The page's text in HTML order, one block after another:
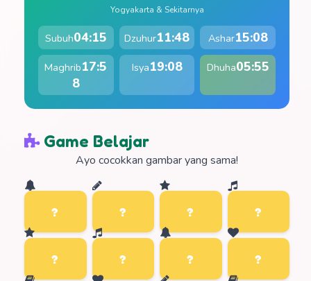
Yogyakarta & Sekitarnya
Subuh04:15 Dzuhur11:48 Ashar15:08
Maghrib17:5
8
Isya19:08 Dhuha05:55
Game Belajar
Ayo cocokkan gambar yang sama!